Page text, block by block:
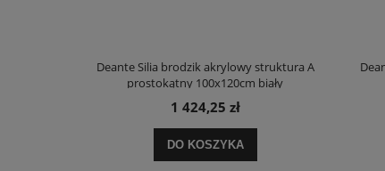
Deante Silia brodzik akrylowy struktura A
prostokątny 100x120cm biały
1 424,25 zł
DO KOSZYKA